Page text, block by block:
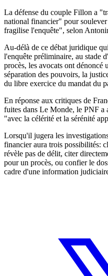
La défense du couple Fillon a
national financier" pour
fragilise l'enquête", selon
Au-délà de ce débat juridique
l'enquête préliminaire, au stade
procès, les avocats ont dénoncé
séparation des pouvoirs, la
du libre exercice du mandat du
En réponse aux critiques de
fuites dans Le Monde, le PNF a
"avec la célérité et la sérénité
Lorsqu'il jugera les
financier aura trois possibilités:
révèle pas de délit, citer
pour un procès, ou confier le
cadre d'une information